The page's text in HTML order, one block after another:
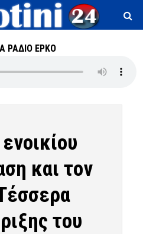
ΡΑΔΙΟ ΕΡΚΟ
και τον
του